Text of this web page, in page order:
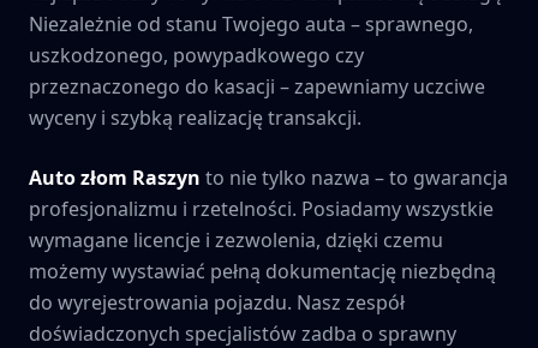
Niezależnie od stanu Twojego auta – sprawnego,
uszkodzonego, powypadkowego czy
przeznaczonego do kasacji – zapewniamy uczciwe
wyceny i szybką realizację transakcji.
Auto złom Raszyn to nie tylko nazwa – to gwarancja
profesjonalizmu i rzetelności. Posiadamy wszystkie
wymagane licencje i zezwolenia, dzięki czemu
możemy wystawiać pełną dokumentację niezbędną
do wyrejestrowania pojazdu. Nasz zespół
doświadczonych specjalistów zadba o sprawny